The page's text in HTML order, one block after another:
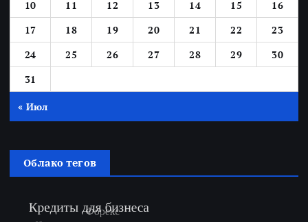
10
11 12 13 14 15
16
17
18 19 20 21 22
23
24
25 26 27 28 29
30
31
« Июл
Облако тегов